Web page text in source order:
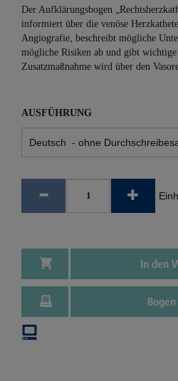
Der Aufklärungsbogen
informiert über die venöse
Angiografie, beschreibt mögliche
mögliche Risiken ab und gibt
Zusatzmaßnahme wird über den
AUSFÜHRUNG
In den